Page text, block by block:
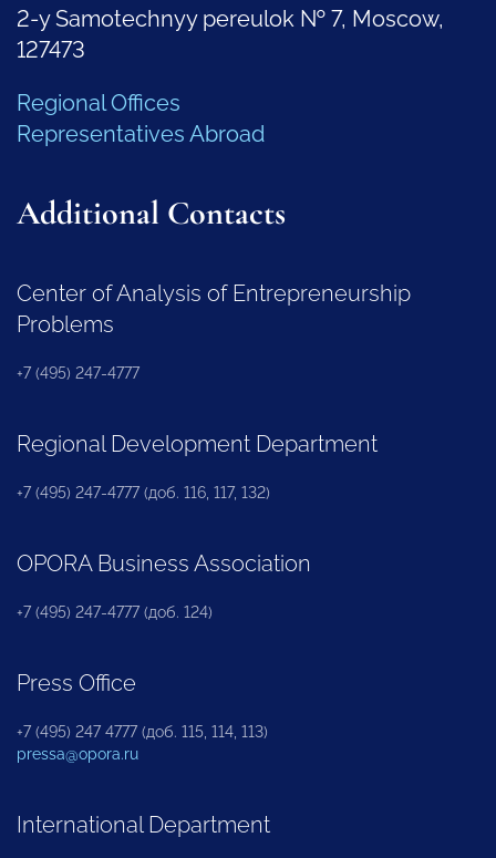
2-y Samotechnyy pereulok № 7, Moscow,
127473
Regional Offices
Representatives Abroad
Additional Contacts
Center of Analysis of Entrepreneurship
Problems
+7 (495) 247-4777
Regional Development Department
+7 (495) 247-4777 (доб. 116, 117, 132)
OPORA Business Association
+7 (495) 247-4777 (доб. 124)
Press Office
+7 (495) 247 4777 (доб. 115, 114, 113)
pressa@opora.ru
International Department